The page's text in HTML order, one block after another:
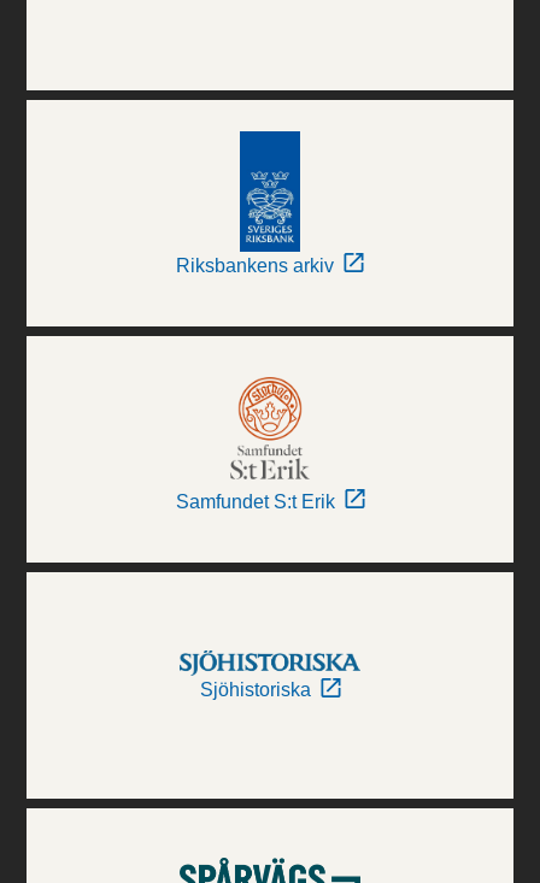
Riksbankens arkiv
Samfundet S:t Erik
Sjöhistoriska